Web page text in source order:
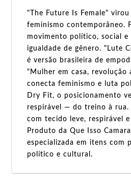
"The Future Is Female"
feminismo contemporâneo.
movimento político, social e
igualdade de gênero. "Lute
é versão brasileira de
"Mulher em casa, revolução
conecta feminismo e luta
Dry Fit, o posicionamento
respirável — do treino à rua.
com tecido leve, respirável e
Produto da Que Isso
especializada em itens com
político e cultural.